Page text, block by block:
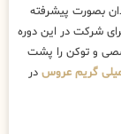
بصورت پیشرفته
شرکت در این دوره
و توکن را پشت
گریم عروس در